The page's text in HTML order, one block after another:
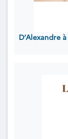
D’Alexandre